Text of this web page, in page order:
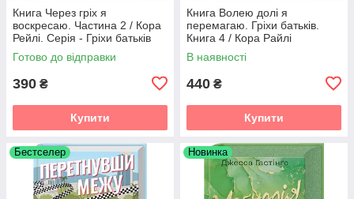
Книга Через гріх я
воскресаю. Частина 2 / Кора
Рейлі. Серія - Гріхи батьків
(українською)
Готово до відправки
390 ₴
Купити
Книга Волею долі я
перемагаю. Гріхи батьків.
Книга 4 / Кора Райлі
(українською)
В наявності
440 ₴
Купити
Бестселер Новинка